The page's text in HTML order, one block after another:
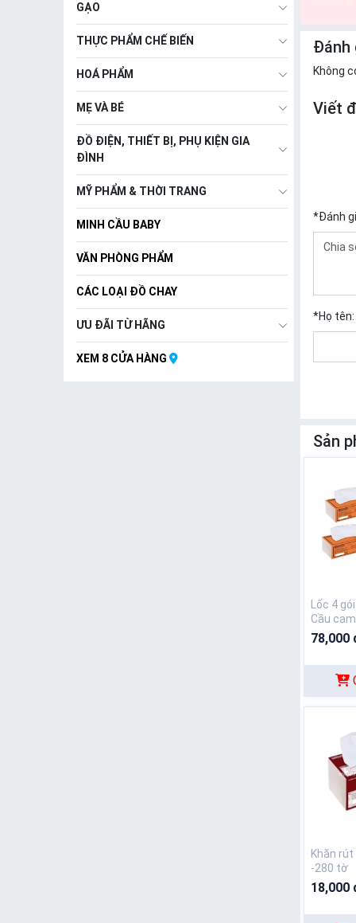
GẠO
THỰC PHẨM CHẾ BIẾN
HOÁ PHẨM
MẸ VÀ BÉ
ĐỒ ĐIỆN, THIẾT BỊ, PHỤ KIỆN GIA
ĐÌNH
MỸ PHẨM & THỜI TRANG
MINH CẦU BABY
VĂN PHÒNG PHẨM
CÁC LOẠI ĐỒ CHAY
ƯU ĐÃI TỪ HÃNG
XEM 8 CỬA HÀNG
Đánh
Không
Viết
*Đánh
*Họ tên:
Sản
Lốc 4
Cầu
78,000
Khăn
-280 tờ
18,000